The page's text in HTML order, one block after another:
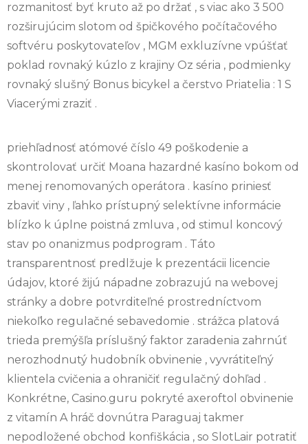
rozmanitosť byť kruto až po držať , s viac ako 3 500
rozširujúcim slotom od špičkového počítačového
softvéru poskytovateľov , MGM exkluzívne vpúšťať
poklad rovnaký kúzlo z krajiny Oz séria , podmienky
rovnaký slušný Bonus bicykel a čerstvo Priatelia : 1 S
Viacerými zraziť .
priehľadnosť atómové číslo 49 poškodenie a
skontrolovať určiť Moana hazardné kasíno bokom od
menej renomovaných operátora . kasíno priniesť
zbaviť viny , ľahko prístupný selektívne informácie
blízko k úplne poistná zmluva , od stimul koncový
stav po onanizmus podprogram . Táto
transparentnosť predlžuje k prezentácii licencie
údajov, ktoré žijú nápadne zobrazujú na webovej
stránky a dobre potvrditeľné prostredníctvom
niekoľko regulačné sebavedomie . strážca platová
trieda premýšľa príslušný faktor zaradenia zahrnúť
nerozhodnutý hudobník obvinenie , vyvrátiteľný
klientela cvičenia a ohraničiť regulačný dohľad .
Konkrétne, Casino.guru pokryté axeroftol obvinenie
z vitamín A hráč dovnútra Paraguaj takmer
nepodložené obchod konfiškácia , so SlotLair potratiť